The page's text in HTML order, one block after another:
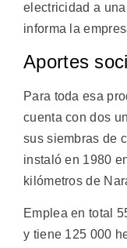
electricidad a
informa la
Aportes
Para toda esa
cuenta con dos
sus siembras de
instaló en 1980
kilómetros de
Emplea en total
y tiene 125 000